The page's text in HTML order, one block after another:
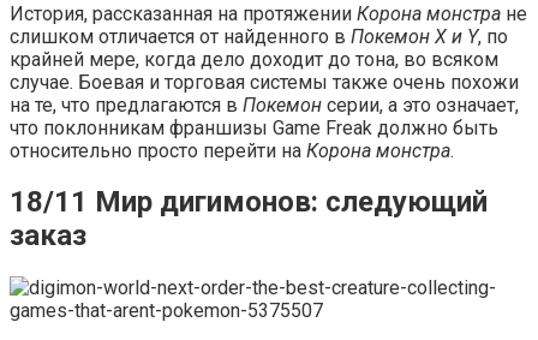
История, рассказанная на протяжении Корона монстра не
слишком отличается от найденного в Покемон X и Y, по
крайней мере, когда дело доходит до тона, во всяком
случае. Боевая и торговая системы также очень похожи
на те, что предлагаются в Покемон серии, а это означает,
что поклонникам франшизы Game Freak должно быть
относительно просто перейти на Корона монстра.
18/11 Мир дигимонов: следующий
заказ